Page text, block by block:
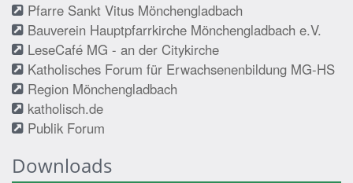
Pfarre Sankt Vitus Mönchengladbach
Bauverein Hauptpfarrkirche Mönchengladbach e.V.
LeseCafé MG - an der Citykirche
Katholisches Forum für Erwachsenenbildung MG-HS
Region Mönchengladbach
katholisch.de
Publik Forum
Downloads